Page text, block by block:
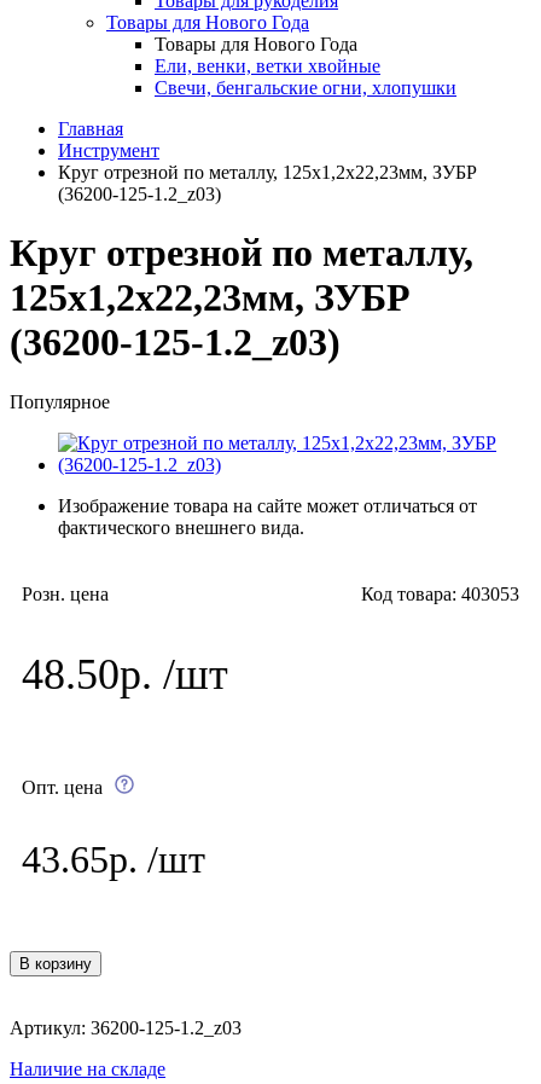
Товары для Нового Года
Товары для Нового Года
Ели, венки, ветки хвойные
Свечи, бенгальские огни, хлопушки
Главная
Инструмент
Круг отрезной по металлу, 125х1,2х22,23мм, ЗУБР
(36200-125-1.2_z03)
Круг отрезной по металлу,
125х1,2х22,23мм, ЗУБР
(36200-125-1.2_z03)
Популярное
Изображение товара на сайте может отличаться от
фактического внешнего вида.
Розн. цена
48.50р. /шт
Опт. цена
43.65р. /шт
Код товара: 403053
В корзину
Артикул: 36200-125-1.2_z03
Наличие на складе